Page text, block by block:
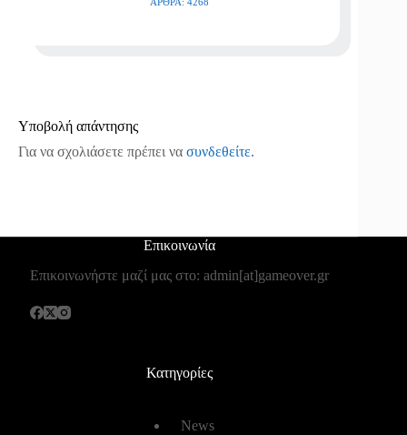
Υποβολή απάντησης
Για να σχολιάσετε πρέπει να συνδεθείτε.
Επικοινωνία
Επικοινωνήστε μαζί μας στο: admin[at]gameover.gr
Κατηγορίες
News